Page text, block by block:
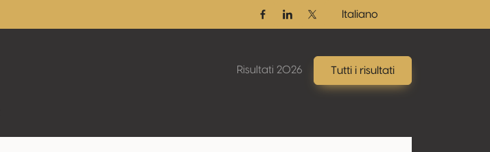
FacebookLinkedinTwitter / X
Italiano
Risultati 2026 Tutti i risultati